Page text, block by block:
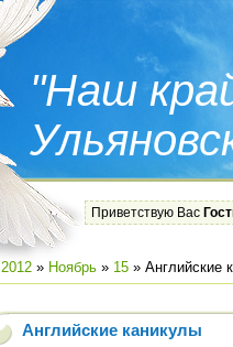
"Наш
Приветствую Вас
2012 » Ноябрь » 15 » Английские
Английские каникулы